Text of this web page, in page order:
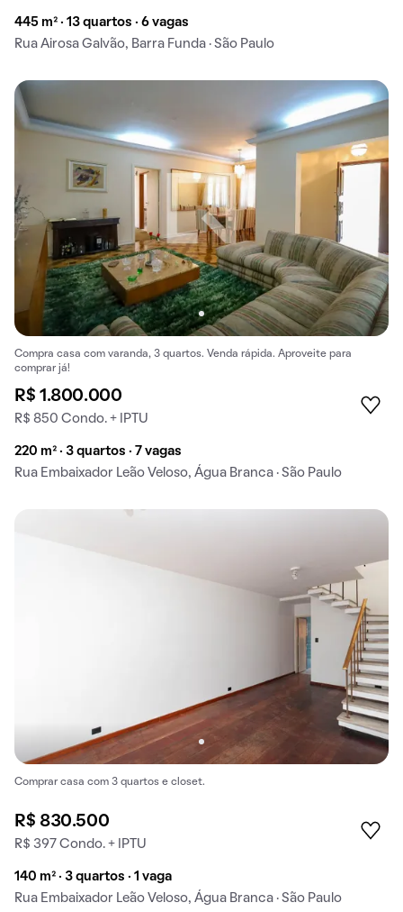
445 m² · 13 quartos · 6 vagas
Rua Airosa Galvão, Barra Funda · São Paulo
Compra casa com varanda, 3 quartos. Venda rápida. Aproveite para
comprar já!
R$ 1.800.000
R$ 850 Condo. + IPTU
220 m² · 3 quartos · 7 vagas
Rua Embaixador Leão Veloso, Água Branca · São Paulo
Comprar casa com 3 quartos e closet.
R$ 830.500
R$ 397 Condo. + IPTU
140 m² · 3 quartos · 1 vaga
Rua Embaixador Leão Veloso, Água Branca · São Paulo